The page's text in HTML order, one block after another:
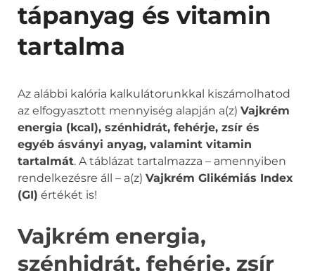
tápanyag és vitamin
tartalma
Az alábbi kalória kalkulátorunkkal kiszámolhatod
az elfogyasztott mennyiség alapján a(z) Vajkrém
energia (kcal), szénhidrát, fehérje, zsír és
egyéb ásványi anyag, valamint vitamin
tartalmát. A táblázat tartalmazza – amennyiben
rendelkezésre áll – a(z) Vajkrém Glikémiás Index
(GI) értékét is!
Vajkrém energia,
szénhidrát, fehérje, zsír